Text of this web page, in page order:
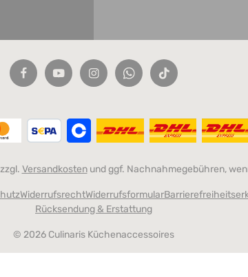
Versandkostenund ggf. Nachnahmegebühren,
© 2026 Culinaris Küchenaccessoires
WiderrufsrechtWiderrufsformular
Rücksendung & Erstattung